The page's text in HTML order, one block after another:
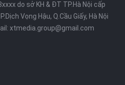
do sở KH & ĐT TP.Hà Nội cấp
Vọng Hậu, Q.Cầu Giấy, Hà Nội
xtmedia.group@gmail.com